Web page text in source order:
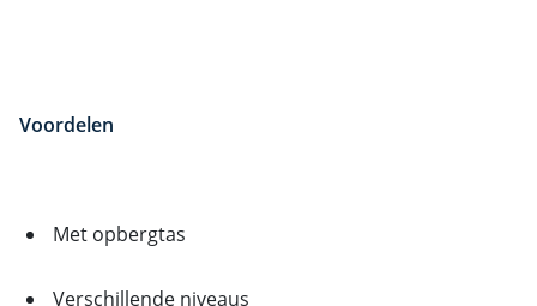
Voordelen
Met opbergtas
Verschillende niveaus